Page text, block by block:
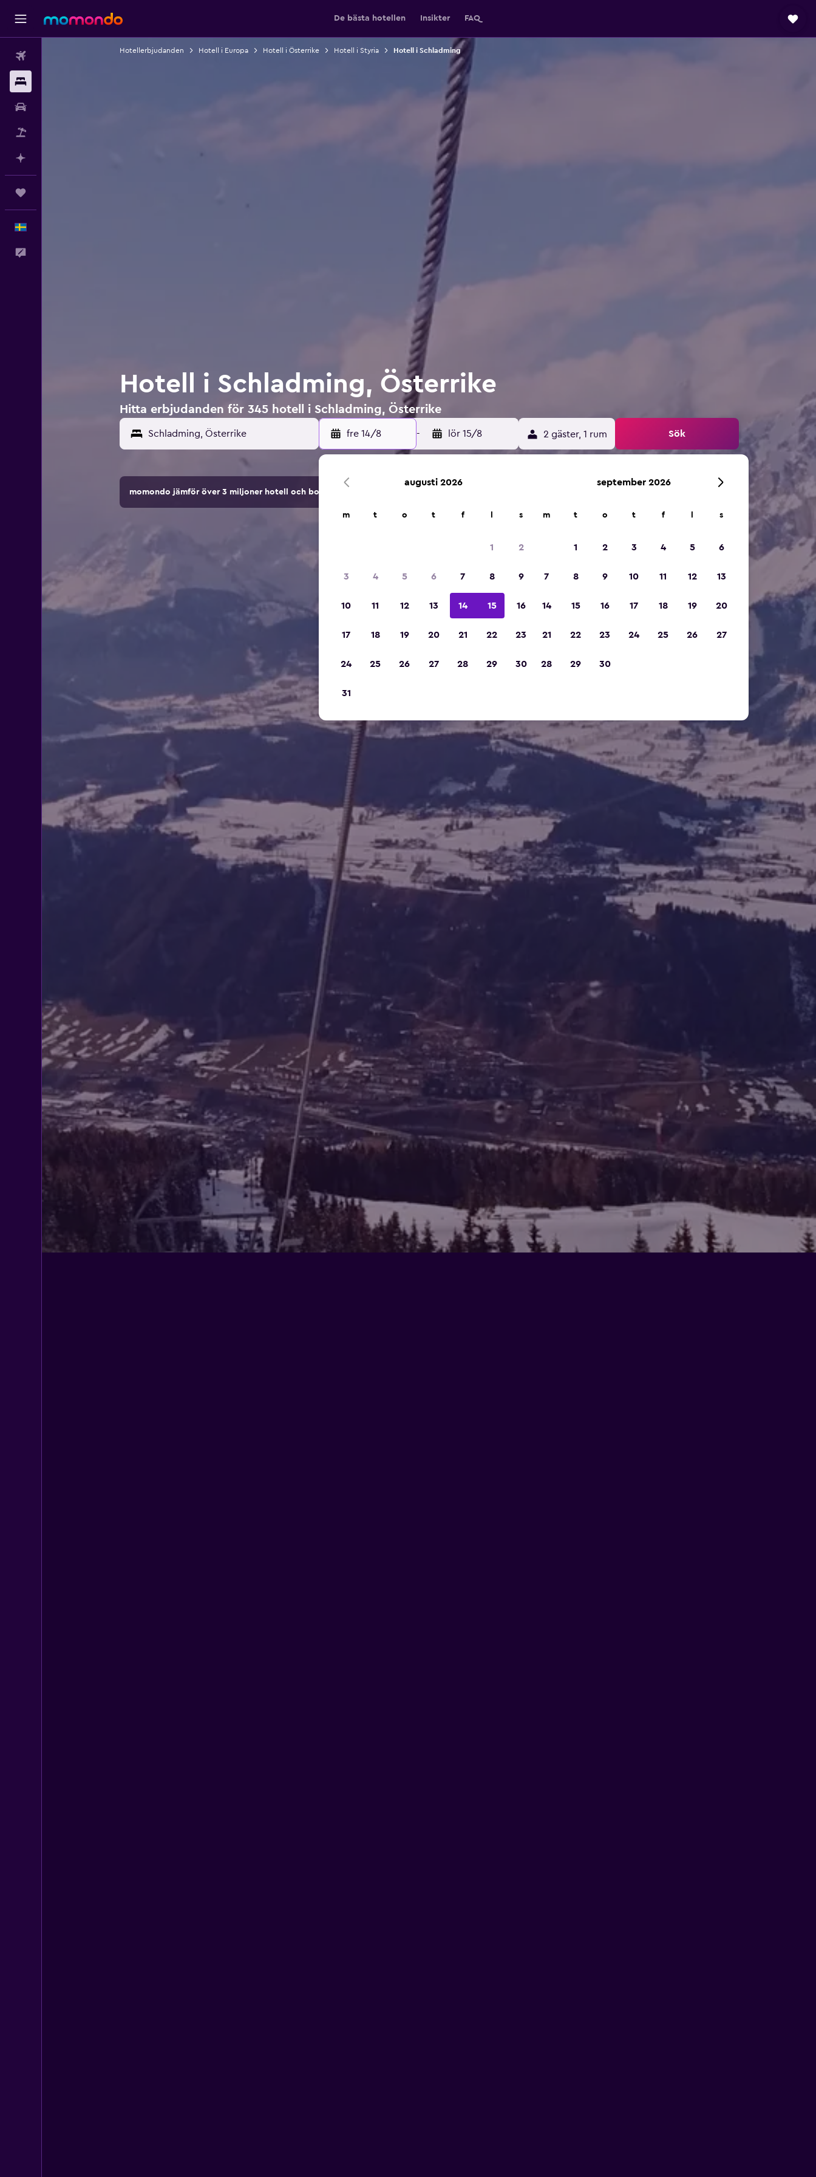
De bästa hotellen Insikter FAQ
Hotellerbjudanden Hotell i Europa Hotell i Österrike Hotell i Styria Hotell i Schladming
Hotell i Schladming, Österrike
Hitta erbjudanden för 345 hotell i Schladming, Österrike
fre 14/8 - lör 15/8 2 gäster, 1 rum Sök
momondo jämför över 3 miljoner hotell och boendealternativ.
augusti 2026
m t o t f s
1 2
3 4 5 6 7 8 9
10 11 12 13 14 15 16
17 18 19 20 21 22 23
24 25 26 27 28 29 30
31
september 2026
m t o t f s
1 2 3 4 5 6
7 8 9 10 11 12 13
14 15 16 17 18 19 20
21 22 23 24 25 26 27
28 29 30